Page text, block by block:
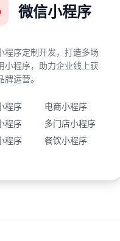
微信小程序
程序定制开发，打造多场
小程序，助力企业线上获
牌运营。
程序
电商小程序
程序
多门店小程序
程序
餐饮小程序